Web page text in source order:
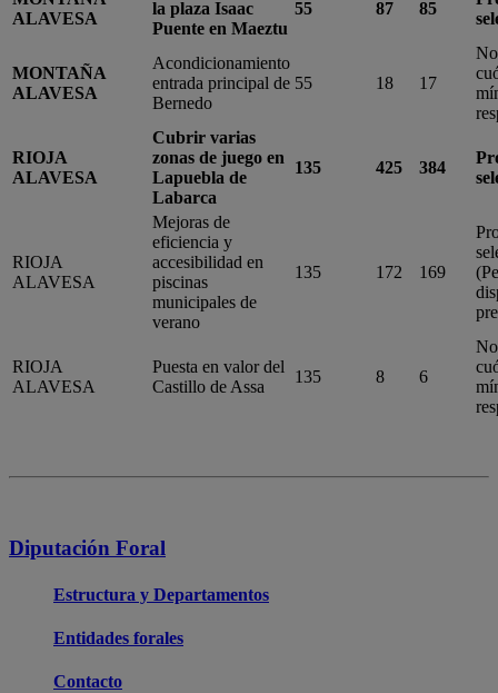
ALAVESA
la plaza Isaac
Puente en Maeztu
55 87 85
MONTAÑA
ALAVESA
Acondicionamiento
entrada principal de
Bernedo
55 18 17
RIOJA
ALAVESA
Cubrir varias
zonas de juego en
Lapuebla de
Labarca
135 425 384
RIOJA
ALAVESA
Mejoras de
eficiencia y
accesibilidad en
piscinas
municipales de
verano
135 172 169
RIOJA
ALAVESA
Puesta en valor del
Castillo de Assa
135 8 6
Diputación Foral
Estructura y Departamentos
Entidades forales
Contacto